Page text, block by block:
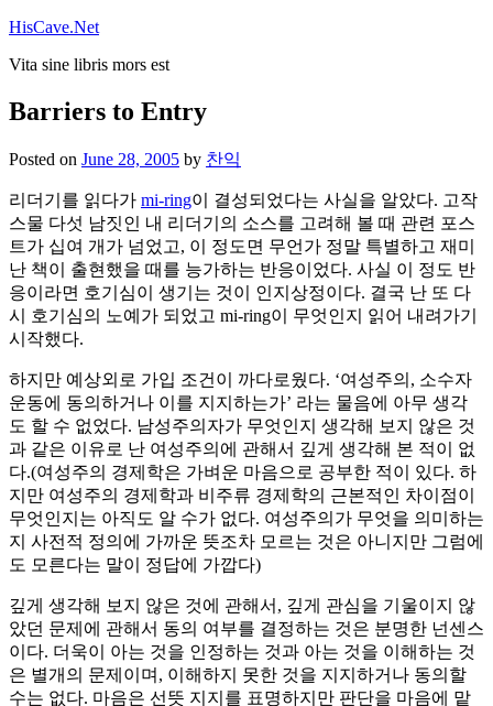
Skip
content
HisCave.Net
Vita sine libris mors est
Barriers to Entry
Posted on June 28, 2005 by 찬익
리더기를 읽다가 mi-ring이 결성되었다는 사실을 알았다. 고작
스물 다섯 남짓인 내 리더기의 소스를 고려해 볼 때 관련 포스
트가 십여 개가 넘었고, 이 정도면 무언가 정말 특별하고 재미
난 책이 출현했을 때를 능가하는 반응이었다. 사실 이 정도 반
응이라면 호기심이 생기는 것이 인지상정이다. 결국 난 또 다
시 호기심의 노예가 되었고 mi-ring이 무엇인지 읽어 내려가기
시작했다.
하지만 예상외로 가입 조건이 까다로웠다. ‘여성주의, 소수자
운동에 동의하거나 이를 지지하는가’ 라는 물음에 아무 생각
도 할 수 없었다. 남성주의자가 무엇인지 생각해 보지 않은 것
과 같은 이유로 난 여성주의에 관해서 깊게 생각해 본 적이 없
다.(여성주의 경제학은 가벼운 마음으로 공부한 적이 있다. 하
지만 여성주의 경제학과 비주류 경제학의 근본적인 차이점이
무엇인지는 아직도 알 수가 없다. 여성주의가 무엇을 의미하는
지 사전적 정의에 가까운 뜻조차 모르는 것은 아니지만 그럼에
도 모른다는 말이 정답에 가깝다)
깊게 생각해 보지 않은 것에 관해서, 깊게 관심을 기울이지 않
았던 문제에 관해서 동의 여부를 결정하는 것은 분명한 넌센스
이다. 더욱이 아는 것을 인정하는 것과 아는 것을 이해하는 것
은 별개의 문제이며, 이해하지 못한 것을 지지하거나 동의할
수는 없다. 마음은 선뜻 지지를 표명하지만 판단을 마음에 맡